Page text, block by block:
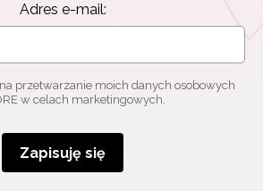
Adres e-mail:
przetwarzanie moich danych osobowych
w celach marketingowych.
Zapisuję się